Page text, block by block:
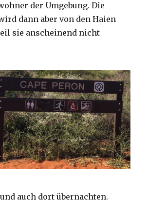
der Umgebung. Die
dann aber von den Haien
sie anscheinend nicht
auch dort übernachten.